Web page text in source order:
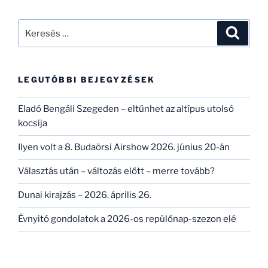
LEGUTÓBBI BEJEGYZÉSEK
Eladó Bengáli Szegeden – eltűnhet az altípus utolsó
kocsija
Ilyen volt a 8. Budaörsi Airshow 2026. június 20-án
Választás után – változás előtt – merre tovább?
Dunai kirajzás – 2026. április 26.
Évnyitó gondolatok a 2026-os repülőnap-szezon elé